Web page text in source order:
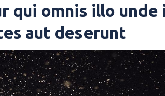
qui omnis illo unde
aut deserunt